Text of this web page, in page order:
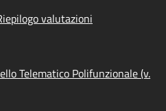
valutazioni
Telematico Polifunzionale (v.